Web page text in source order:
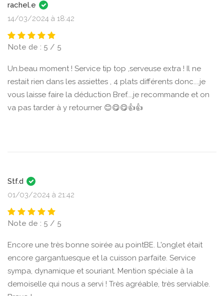
rachel.e
14/03/2024 à 18:42
Note de : 5 / 5
Un.beau moment ! Service tip top ,serveuse extra ! Il ne
restait rien dans les assiettes , 4 plats différents donc....je
vous laisse faire la déduction Bref....je recommande et on
va pas tarder à y retourner 😊😋😋👍👍
Stf.d
01/03/2024 à 21:42
Note de : 5 / 5
Encore une très bonne soirée au pointBE. L'onglet était
encore gargantuesque et la cuisson parfaite. Service
sympa, dynamique et souriant. Mention spéciale à la
demoiselle qui nous a servi ! Très agréable, très serviable.